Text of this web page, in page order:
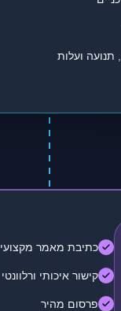
כתיבת מאמר מקצועי
קישור איכותי ורלוונטי
פרסום מהיר